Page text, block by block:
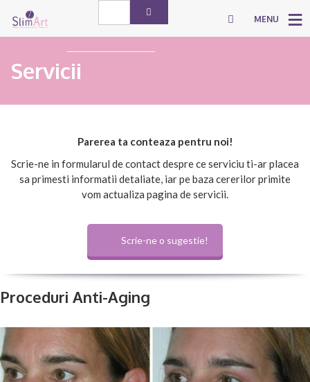
MENU
Servicii
Parerea ta conteaza pentru noi!
Scrie-ne in formularul de contact despre ce serviciu ti-ar placea
sa primesti informatii detaliate, iar pe baza cererilor primite
vom actualiza pagina de servicii.
Scrie-ne o sugestie!
Proceduri Anti-Aging